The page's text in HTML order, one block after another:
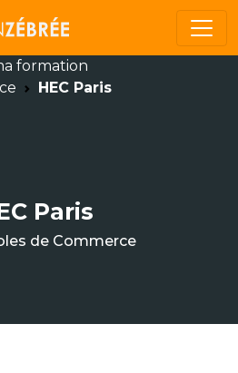
formation
HEC Paris
Paris
de Commerce